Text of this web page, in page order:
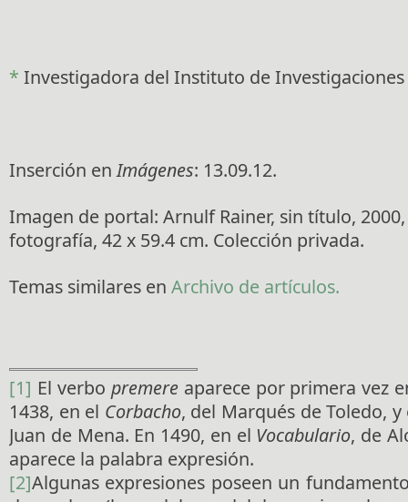
* Investigadora del Instituto de Investigaciones
Inserción enImágenes: 13.09.12.
Imagen de portal: Arnulf Rainer, sin título,
fotografía, 42 x 59.4 cm. Colección privada.
Temas similares en Archivo de artículos.
[1] El verbo premereaparece por primera vez
1438, en el Corbacho, del Marqués de Toledo,
Juan de Mena. En 1490, en el Vocabulario, de
aparece la palabra expresión.
[2]Algunas expresiones poseen un